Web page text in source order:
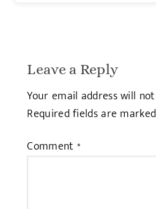
Leave a Reply
Your email address will
Required fields are marked
Comment *